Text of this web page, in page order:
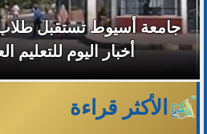
جامعة أسيوط تستقبل
أخبار اليوم للتعليم العالي
الأكثر قراءة